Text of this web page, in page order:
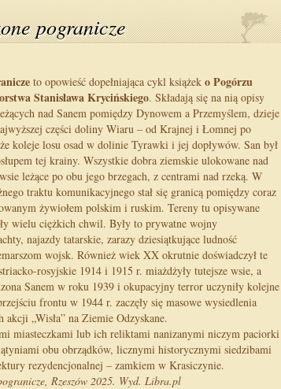
pogranicze
to opowieść dopełniająca cykl książek o Pogórzu
Stanisława Krycińskiego. Składają się na nią opisy
nad Sanem pomiędzy Dynowem a Przemyślem, dzieje
części doliny Wiaru – od Krajnej i Łomnej po
koleje losu osad w dolinie Tyrawki i jej dopływów. San był
tej krainy. Wszystkie dobra ziemskie ulokowane nad
leżące po obu jego brzegach, z centrami nad rzeką. W
traktu komunikacyjnego stał się granicą pomiędzy coraz
żywiołem polskim i ruskim. Tereny tu opisywane
wielu ciężkich chwil. Były to prywatne wojny
najazdy tatarskie, zarazy dziesiątkujące ludność
wojsk. Również wiek XX okrutnie doświadczył te
rosyjskie 1914 i 1915 r. miażdżyły tutejsze wsie, a
Sanem w roku 1939 i okupacyjny terror uczyniły kolejne
frontu w 1944 r. zaczęły się masowe wysiedlenia
„Wisła” na Ziemie Odzyskane.
miasteczkami lub ich reliktami nanizanymi niczym paciorki
obu obrządków, licznymi historycznymi siedzibami
rezydencjonalnej – zamkiem w Krasiczynie.
Rzeszów 2025. Wyd. Libra.pl